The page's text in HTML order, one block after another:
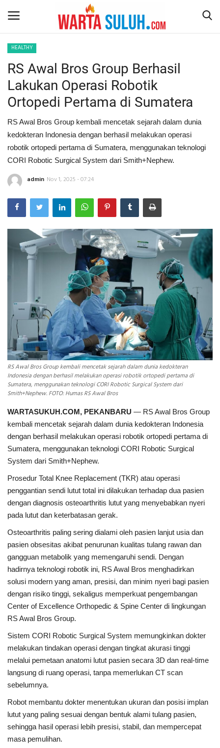
Home
NEWS
JAZIRAH RIAU
POLITIK
EKSBIS
LIFESTYLE
INDEKS
HEALTHY
HEALTHY
RS Awal Bros Group Berhasil
Lakukan Operasi Robotik
Ortopedi Pertama di Sumatera
RS Awal Bros Group kembali mencetak sejarah dalam dunia
kedokteran Indonesia dengan berhasil melakukan operasi
robotik ortopedi pertama di Sumatera, menggunakan teknologi
CORI Robotic Surgical System dari Smith+Nephew.
admin Nov 1, 2025 - 07:24
RS Awal Bros Group kembali mencetak sejarah dalam dunia kedokteran
Indonesia dengan berhasil melakukan operasi robotik ortopedi pertama di
Sumatera, menggunakan teknologi CORI Robotic Surgical System dari
Smith+Nephew. FOTO: Humas RS Awal Bros
WARTASUKUH.COM, PEKANBARU — RS Awal Bros Group
kembali mencetak sejarah dalam dunia kedokteran Indonesia
dengan berhasil melakukan operasi robotik ortopedi pertama di
Sumatera, menggunakan teknologi CORI Robotic Surgical
System dari Smith+Nephew.
Prosedur Total Knee Replacement (TKR) atau operasi
penggantian sendi lutut total ini dilakukan terhadap dua pasien
dengan diagnosis osteoarthritis lutut yang menyebabkan nyeri
pada lutut dan keterbatasan gerak.
Osteoarthritis paling sering dialami oleh pasien lanjut usia dan
pasien obsesitas akibat penurunan kualitas tulang rawan dan
gangguan metabolik yang memengaruhi sendi. Dengan
hadirnya teknologi robotik ini, RS Awal Bros menghadirkan
solusi modern yang aman, presisi, dan minim nyeri bagi pasien
dengan risiko tinggi, sekaligus memperkuat pengembangan
Center of Excellence Orthopedic & Spine Center di lingkungan
RS Awal Bros Group.
Sistem CORI Robotic Surgical System memungkinkan dokter
melakukan tindakan operasi dengan tingkat akurasi tinggi
melalui pemetaan anatomi lutut pasien secara 3D dan real-time
langsung di ruang operasi, tanpa memerlukan CT scan
sebelumnya.
Robot membantu dokter menentukan ukuran dan posisi implan
lutut yang paling sesuai dengan bentuk alami tulang pasien,
sehingga hasil operasi lebih presisi, stabil, dan mempercepat
masa pemulihan.